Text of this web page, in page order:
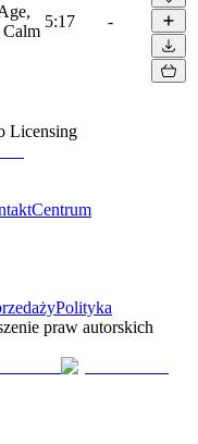
Calm
5:17 -
Licensing
Centrum
Polityka
praw autorskich